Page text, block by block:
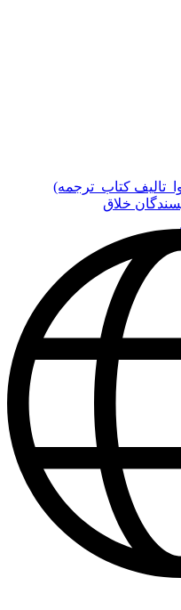
کتاب_ترجمه)
خلاق